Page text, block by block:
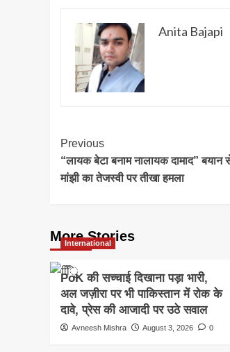
Anita Bajapi
Post
Navigation
Previous
“लायक बेटा बनाम नालायक दामाद” बयान
मांझी का तेजस्वी पर तीखा हमला
More Stories
International
PoK की सच्चाई दिखाना पड़ा भारी,
अल जज़ीरा पर भी पाकिस्तान में रोक के
दावे, प्रेस की आजादी पर उठे सवाल
Avneesh Mishra August 3, 2026 0